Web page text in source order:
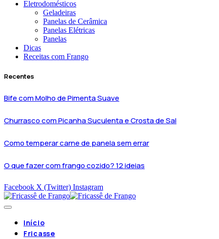
Eletrodomésticos
Geladeiras
Panelas de Cerâmica
Panelas Elétricas
Panelas
Dicas
Receitas com Frango
Recentes
Bife com Molho de Pimenta Suave
Churrasco com Picanha Suculenta e Crosta de Sal
Como temperar carne de panela sem errar
O que fazer com frango cozido? 12 ideias
Facebook X (Twitter) Instagram
Início
Fricasse